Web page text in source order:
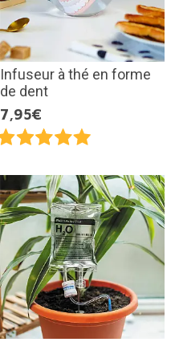
Infuseur à thé en forme
de dent
7,95€